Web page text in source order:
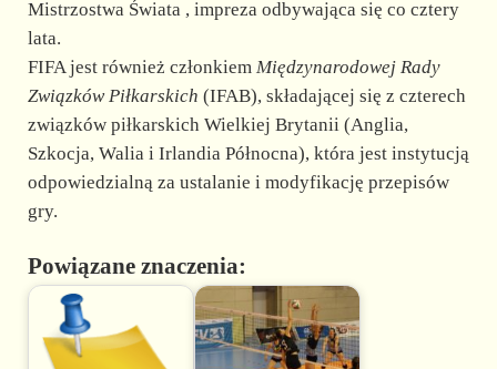
Mistrzostwa Świata , impreza odbywająca się co cztery
lata.
FIFA jest również członkiem Międzynarodowej Rady
Związków Piłkarskich (IFAB), składającej się z czterech
związków piłkarskich Wielkiej Brytanii (Anglia,
Szkocja, Walia i Irlandia Północna), która jest instytucją
odpowiedzialną za ustalanie i modyfikację przepisów
gry.
Powiązane znaczenia: